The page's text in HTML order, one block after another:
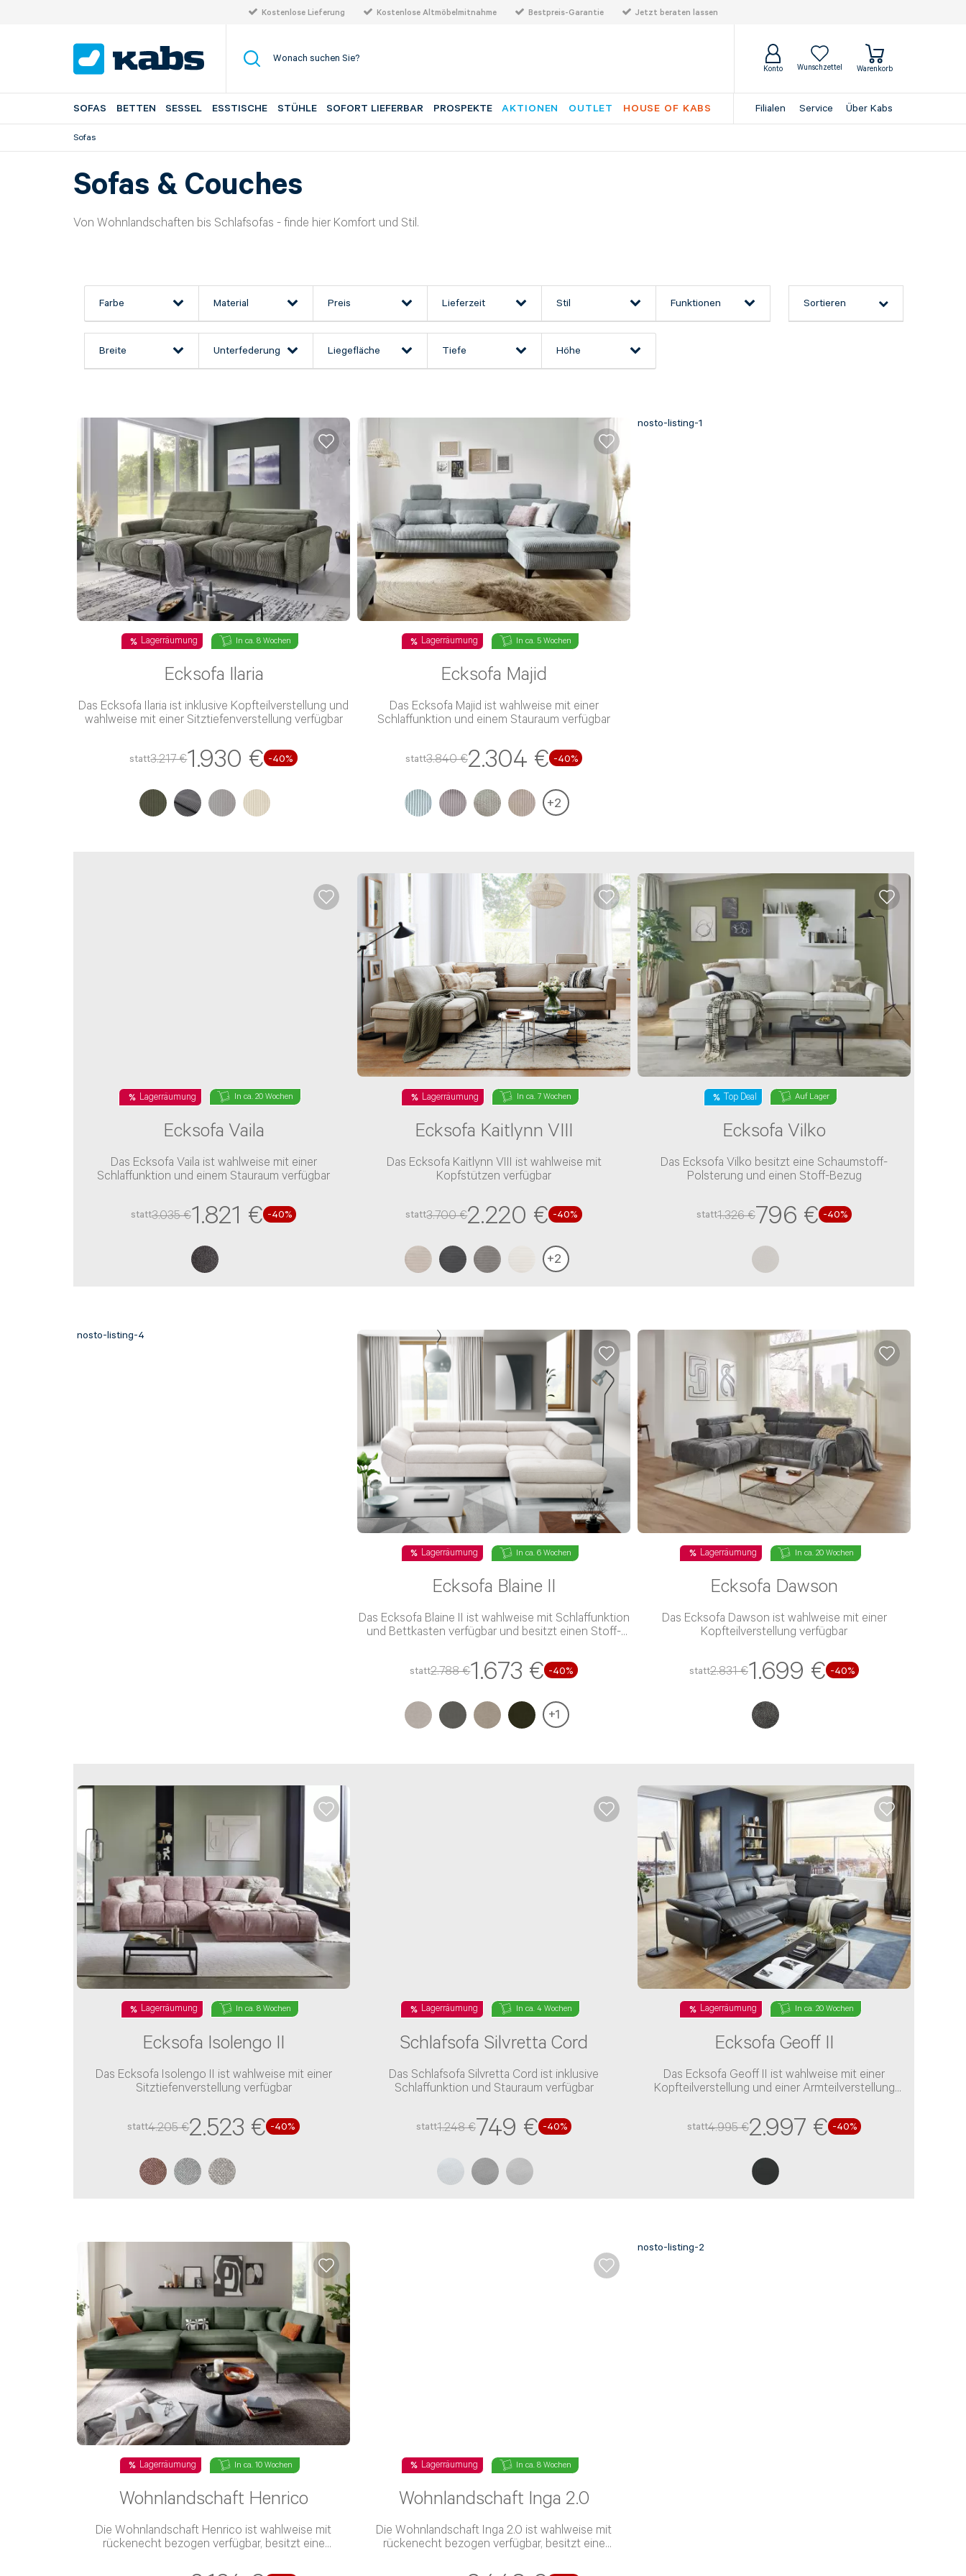
Kostenlose Lieferung Kostenlose Altmöbelmitnahme Bestpreis-Garantie Jetzt beraten lassen
Konto Wunschzettel Warenkorb
SOFAS BETTEN SESSEL ESSTISCHE STÜHLE SOFORT LIEFERBAR PROSPEKTE AKTIONEN OUTLET HOUSE OF KABS Filialen Service Über Kabs
Sofas
Sofas & Couches
Von Wohnlandschaften bis Schlafsofas - finde hier Komfort und Stil.
Farbe Material Preis Lieferzeit Stil Funktionen
Breite Unterfederung Liegefläche Tiefe Höhe
Sortieren
Lagerräumung In ca. 8 Wochen
Ecksofa Ilaria
Das Ecksofa Ilaria ist inklusive Kopfteilverstellung und
wahlweise mit einer Sitztiefenverstellung verfügbar
statt3.217 €1.930 € -40%
Lagerräumung In ca. 5 Wochen
Ecksofa Majid
Das Ecksofa Majid ist wahlweise mit einer
Schlaffunktion und einem Stauraum verfügbar
statt3.840 €2.304 € -40%
+2
nosto-listing-1
Lagerräumung In ca. 20 Wochen
Ecksofa Vaila
Das Ecksofa Vaila ist wahlweise mit einer
Schlaffunktion und einem Stauraum verfügbar
statt3.035 €1.821 € -40%
Lagerräumung In ca. 7 Wochen
Ecksofa Kaitlynn VIII
Das Ecksofa Kaitlynn VIII ist wahlweise mit
Kopfstützen verfügbar
statt3.700 €2.220 € -40%
+2
Top Deal Auf Lager
Ecksofa Vilko
Das Ecksofa Vilko besitzt eine Schaumstoff-
Polsterung und einen Stoff-Bezug
statt1.326 €796 € -40%
nosto-listing-4
Lagerräumung In ca. 6 Wochen
Ecksofa Blaine II
Das Ecksofa Blaine II ist wahlweise mit Schlaffunktion
und Bettkasten verfügbar und besitzt einen Stoff-
statt2.788 €1.673 € -40%
+1
Lagerräumung In ca. 20 Wochen
Ecksofa Dawson
Das Ecksofa Dawson ist wahlweise mit einer
Kopfteilverstellung verfügbar
statt2.831 €1.699 € -40%
Lagerräumung In ca. 8 Wochen
Ecksofa Isolengo II
Das Ecksofa Isolengo II ist wahlweise mit einer
Sitztiefenverstellung verfügbar
statt4.205 €2.523 € -40%
Lagerräumung In ca. 4 Wochen
Schlafsofa Silvretta Cord
Das Schlafsofa Silvretta Cord ist inklusive
Schlaffunktion und Stauraum verfügbar
statt1.248 €749 € -40%
Lagerräumung In ca. 20 Wochen
Ecksofa Geoff II
Das Ecksofa Geoff II ist wahlweise mit einer
Kopfteilverstellung und einer Armteilverstellung
statt4.995 €2.997 € -40%
Lagerräumung In ca. 10 Wochen
Wohnlandschaft Henrico
Die Wohnlandschaft Henrico ist wahlweise mit
rückenecht bezogen verfügbar, besitzt eine
Lagerräumung In ca. 8 Wochen
Wohnlandschaft Inga 2.0
Die Wohnlandschaft Inga 2.0 ist wahlweise mit
rückenecht bezogen verfügbar, besitzt eine
Bezug
nosto-listing-2